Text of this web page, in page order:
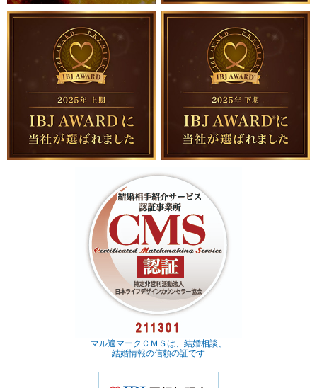
マル適マークＣＭＳは、結婚相談、
結婚情報の信頼の証です